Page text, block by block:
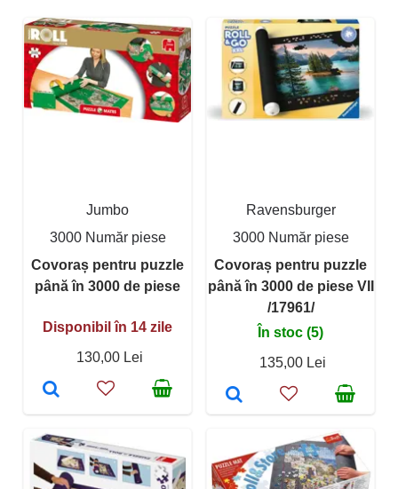
Jumbo
3000 Număr piese
Covoraș pentru puzzle
până în 3000 de piese
Disponibil în 14 zile
130,00 Lei
Ravensburger
3000 Număr piese
Covoraș pentru puzzle
până în 3000 de piese VII
/17961/
În stoc (5)
135,00 Lei